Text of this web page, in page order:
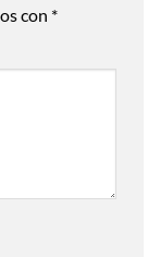
con *